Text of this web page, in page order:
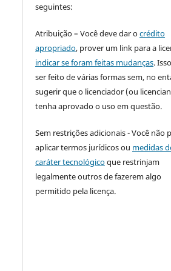
seguintes:
Atribuição – Você deve dar ocrédito
apropriado, prover um link para a
indicar se foram feitas mudanças.
ser feito de várias formas sem, no
sugerir que o licenciador (ou
tenha aprovado o uso em questão.
Sem restrições adicionais - Você não
aplicar termos jurídicos ou medidas
caráter tecnológicoque restrinjam
legalmente outros de fazerem algo
permitido pela licença.